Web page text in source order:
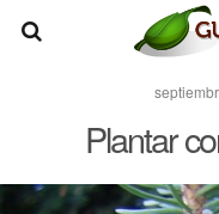
Plantar